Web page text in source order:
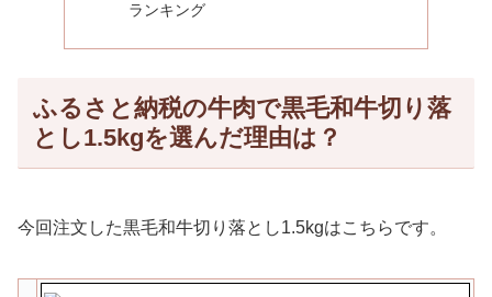
ランキング
ふるさと納税の牛肉で黒毛和牛切り落
とし1.5kgを選んだ理由は？
今回注文した黒毛和牛切り落とし1.5kgはこちらです。